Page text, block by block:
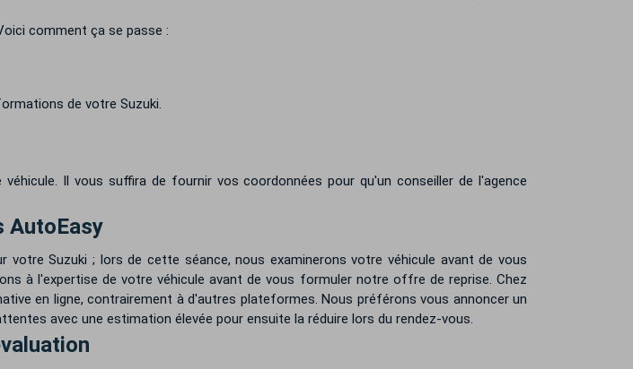
comment ça se passe :
de votre Suzuki.
Il vous suffira de fournir vos coordonnées pour qu'un conseiller de l'agence
AutoEasy
Suzuki ; lors de cette séance, nous examinerons votre véhicule avant de vous
à l'expertise de votre véhicule avant de vous formuler notre offre de reprise. Chez
en ligne, contrairement à d'autres plateformes. Nous préférons vous annoncer un
avec une estimation élevée pour ensuite la réduire lors du rendez-vous.